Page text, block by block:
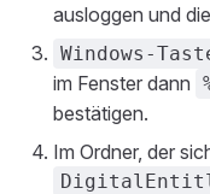
ausloggen und
Windows-
im Fenster dann
bestätigen.
Im Ordner, der